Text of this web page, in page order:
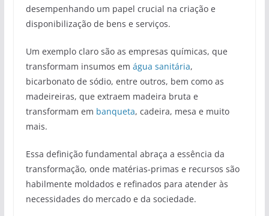
desempenhando um papel crucial na criação e
disponibilização de bens e serviços.
Um exemplo claro são as empresas químicas, que
transformam insumos em água sanitária,
bicarbonato de sódio, entre outros, bem como as
madeireiras, que extraem madeira bruta e
transformam em banqueta, cadeira, mesa e muito
mais.
Essa definição fundamental abraça a essência da
transformação, onde matérias-primas e recursos são
habilmente moldados e refinados para atender às
necessidades do mercado e da sociedade.